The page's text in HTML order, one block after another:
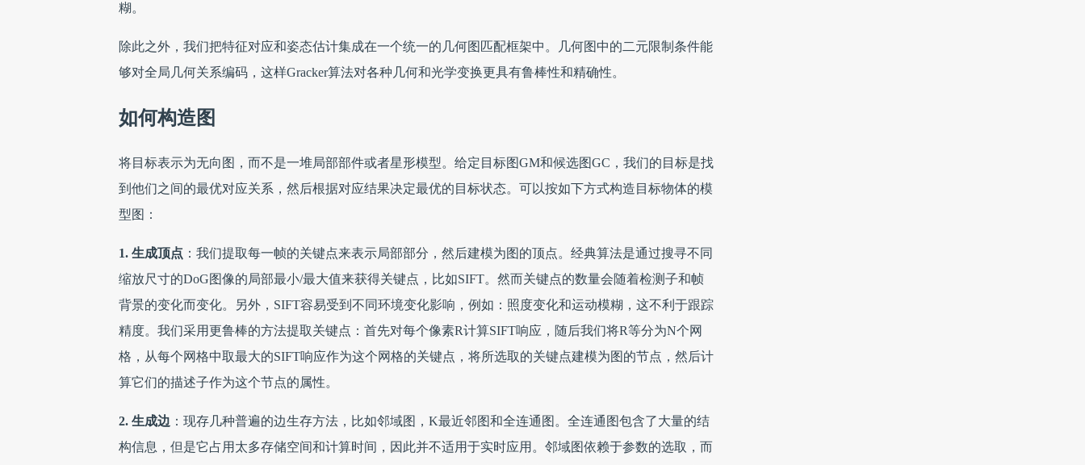
糊。
除此之外，我们把特征对应和姿态估计集成在一个统一的几何图匹配框架中。几何图中的二元限制条件能
够对全局几何关系编码，这样Gracker算法对各种几何和光学变换更具有鲁棒性和精确性。
如何构造图
将目标表示为无向图，而不是一堆局部部件或者星形模型。给定目标图GM和候选图GC，我们的目标是找
到他们之间的最优对应关系，然后根据对应结果决定最优的目标状态。可以按如下方式构造目标物体的模
型图：
1. 生成顶点 ：我们提取每一帧的关键点来表示局部部分，然后建模为图的顶点。经典算法是通过搜寻不同
缩放尺寸的DoG图像的局部最小/最大值来获得关键点，比如SIFT。然而关键点的数量会随着检测子和帧
背景的变化而变化。另外，SIFT容易受到不同环境变化影响，例如：照度变化和运动模糊，这不利于跟踪
精度。我们采用更鲁棒的方法提取关键点：首先对每个像素R计算SIFT响应，随后我们将R等分为N个网
格，从每个网格中取最大的SIFT响应作为这个网格的关键点，将所选取的关键点建模为图的节点，然后计
算它们的描述子作为这个节点的属性。
2. 生成边 ：现存几种普遍的边生存方法，比如邻域图，K最近邻图和全连通图。全连通图包含了大量的结
构信息，但是它占用太多存储空间和计算时间，因此并不适用于实时应用。邻域图依赖于参数的选取，而